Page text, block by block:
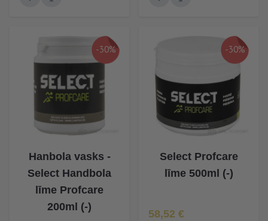
-30%
Hanbola vasks -
Select Handbola
līme Profcare
200ml (-)
-30%
Select Profcare
līme 500ml (-)
Īpaša Cena
58,52 €